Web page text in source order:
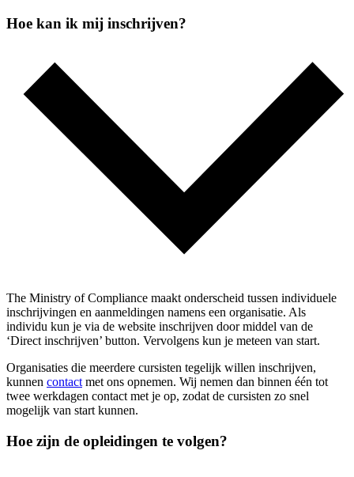
Hoe kan ik mij inschrijven?
The Ministry of Compliance maakt onderscheid tussen individuele
inschrijvingen en aanmeldingen namens een organisatie. Als
individu kun je via de website inschrijven door middel van de
‘Direct inschrijven’ button. Vervolgens kun je meteen van start.
Organisaties die meerdere cursisten tegelijk willen inschrijven,
kunnen contact met ons opnemen. Wij nemen dan binnen één tot
twee werkdagen contact met je op, zodat de cursisten zo snel
mogelijk van start kunnen.
Hoe zijn de opleidingen te volgen?